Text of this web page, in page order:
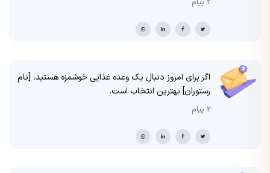
2 پیام
اگر برای امروز دنبال یک وعده غذایی خوشمزه هستید، [نام
رستوران] بهترین انتخاب است.
2 پیام